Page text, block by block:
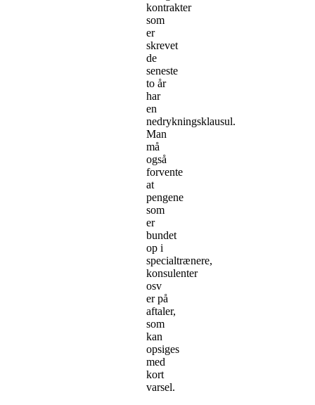
kontrakter
som
er
skrevet
de
seneste
to år
har
en
nedrykningsklausul.
Man
må
også
forvente
at
pengene
som
er
bundet
op i
specialtrænere,
konsulenter
osv
er på
aftaler,
som
kan
opsiges
med
kort
varsel.